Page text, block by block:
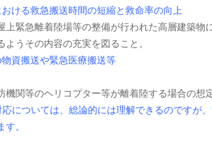
ける救急搬送時間の短縮と救命率の向上
上緊急離着陸場等の整備が行われた高層建築
うその内容の充実を図ること。
資搬送や緊急医療搬送等
機関等のヘリコプター等が離着陸する場合の
については、総論的には理解できるのですが
。